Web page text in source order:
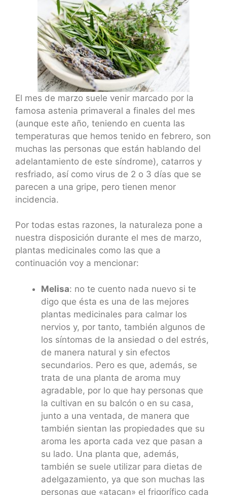
El mes de marzo suele venir marcado por la
famosa astenia primaveral a finales del mes
(aunque este año, teniendo en cuenta las
temperaturas que hemos tenido en febrero, son
muchas las personas que están hablando del
adelantamiento de este síndrome), catarros y
resfriado, así como virus de 2 o 3 días que se
parecen a una gripe, pero tienen menor
incidencia.
Por todas estas razones, la naturaleza pone a
nuestra disposición durante el mes de marzo,
plantas medicinales como las que a
continuación voy a mencionar:
Melisa: no te cuento nada nuevo si te
digo que ésta es una de las mejores
plantas medicinales para calmar los
nervios y, por tanto, también algunos de
los síntomas de la ansiedad o del estrés,
de manera natural y sin efectos
secundarios. Pero es que, además, se
trata de una planta de aroma muy
agradable, por lo que hay personas que
la cultivan en su balcón o en su casa,
junto a una ventada, de manera que
también sientan las propiedades que su
aroma les aporta cada vez que pasan a
su lado. Una planta que, además,
también se suele utilizar para dietas de
adelgazamiento, ya que son muchas las
personas que «atacan» el frigorífico cada